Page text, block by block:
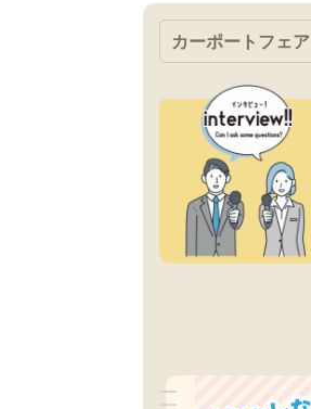
カーポートフェア